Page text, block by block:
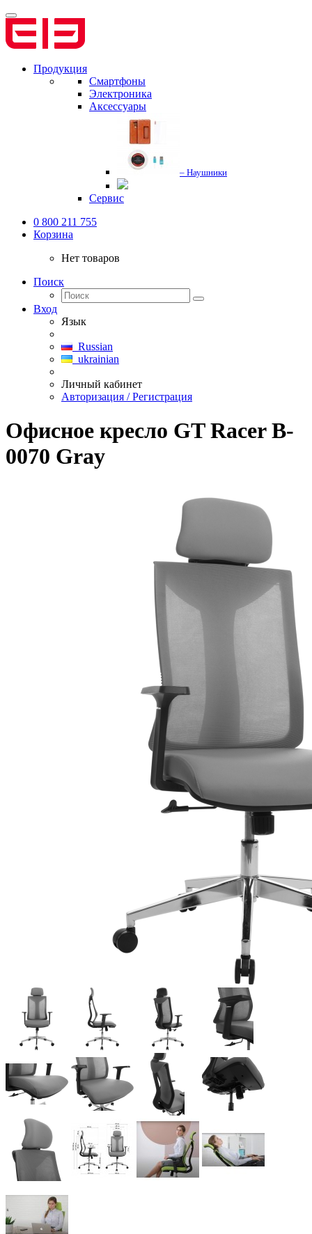
Продукция
Смартфоны
Электроника
Аксессуары
– Наушники
Сервис
0 800 211 755
Корзина
Нет товаров
Поиск
Вход
Язык
Russian
ukrainian
Личный кабинет
Авторизация / Регистрация
Офисное кресло GT Racer B-
0070 Gray